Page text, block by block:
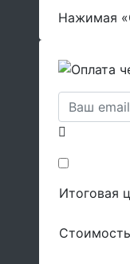
Нажимая
Итоговая
Стоимость